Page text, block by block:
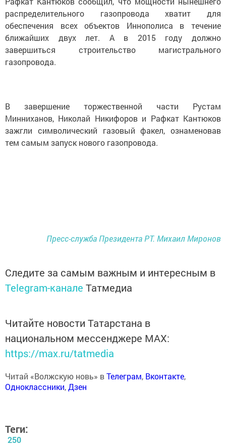
распределительного газопровода хватит для
обеспечения всех объектов Иннополиса в течение
ближайших двух лет. А в 2015 году должно
завершиться строительство магистрального
газопровода.
В завершение торжественной части Рустам
Минниханов, Николай Никифоров и Рафкат Кантюков
зажгли символический газовый факел, ознаменовав
тем самым запуск нового газопровода.
Пресс-служба Президента РТ. Михаил Миронов
Следите за самым важным и интересным в
Telegram-канале Татмедиа
Читайте новости Татарстана в
национальном мессенджере MАХ:
https://max.ru/tatmedia
Читай «Волжскую новь» вТелеграм, Вконтакте,
Одноклассники,Дзен
Теги:
250